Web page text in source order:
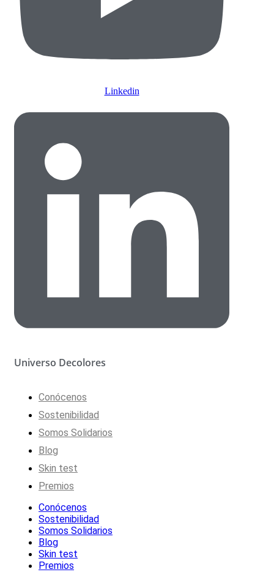
Linkedin
Universo Decolores
Conócenos
Sostenibilidad
Somos Solidarios
Blog
Skin test
Premios
Conócenos
Sostenibilidad
Somos Solidarios
Blog
Skin test
Premios